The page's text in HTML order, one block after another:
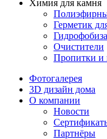
Химия для камня
Герметик
Очистители
Пропитки и
Фотогалерея
3D дизайн дома
О компании
Новости
Партнёры